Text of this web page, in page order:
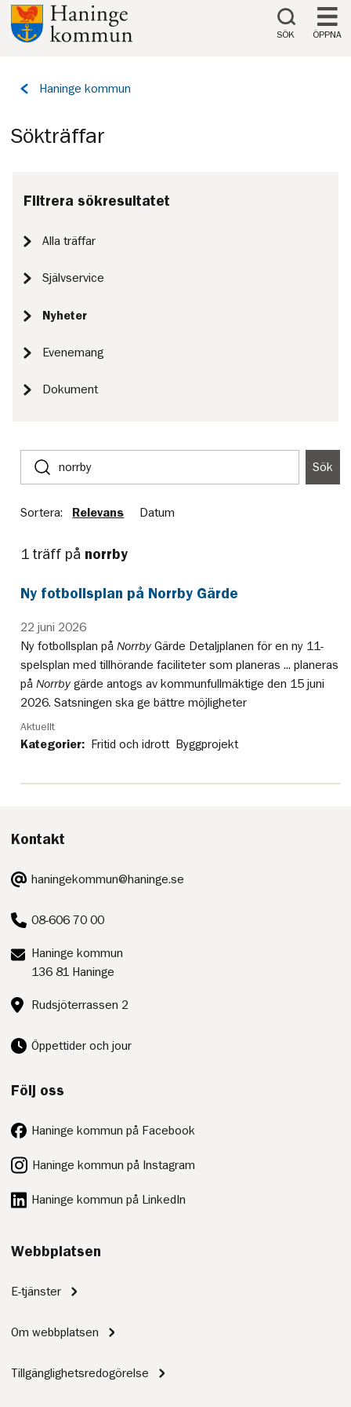
Till innehåll på sidan
SÖK ÖPPNA
Tillbaka
Haninge kommun
Sökträffar
Filtrera sökresultatet
Alla träffar
Självservice
Nyheter
Evenemang
Dokument
Sök
Sök
Sortera: Relevans Datum
1 träff på norrby
Ny fotbollsplan på Norrby Gärde
22 juni 2026
Ny fotbollsplan på NorrbyGärde Detaljplanen för en ny 11-
spelsplan med tillhörande faciliteter som planeras ... planeras
på Norrbygärde antogs av kommunfullmäktige den 15 juni
2026. Satsningen ska ge bättre möjligheter
Aktuellt
Kategorier: Fritid och idrott Byggprojekt
Kontakt
E-
post:
haningekommun@haninge.se
Telefon:
08-606 70 00
Postadress:
Haninge kommun
136 81 Haninge
Besöksadress:
Rudsjöterrassen 2
Öppettider och jour
Följ oss
Haninge kommun på Facebook
Haninge kommun på Instagram
Haninge kommun på LinkedIn
Webbplatsen
E-tjänster
Om webbplatsen
Tillgänglighetsredogörelse